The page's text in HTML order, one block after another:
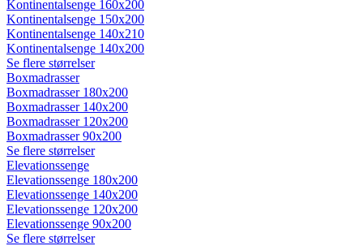
Kontinentalsenge 160x200
Kontinentalsenge 150x200
Kontinentalsenge 140x210
Kontinentalsenge 140x200
Se flere størrelser
Boxmadrasser
Boxmadrasser 180x200
Boxmadrasser 140x200
Boxmadrasser 120x200
Boxmadrasser 90x200
Se flere størrelser
Elevationssenge
Elevationssenge 180x200
Elevationssenge 140x200
Elevationssenge 120x200
Elevationssenge 90x200
Se flere størrelser